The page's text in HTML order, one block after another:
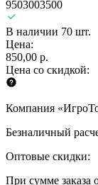
9503003500
В наличии 70 шт.
Цена:
850,00 р.
Цена со скидкой:
Компания
Безналичный
Оптовые скидки:
При сумме заказа